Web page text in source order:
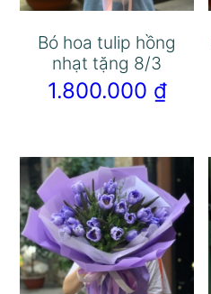
Bó hoa tulip hồng
nhạt tặng 8/3
1.800.000 ₫